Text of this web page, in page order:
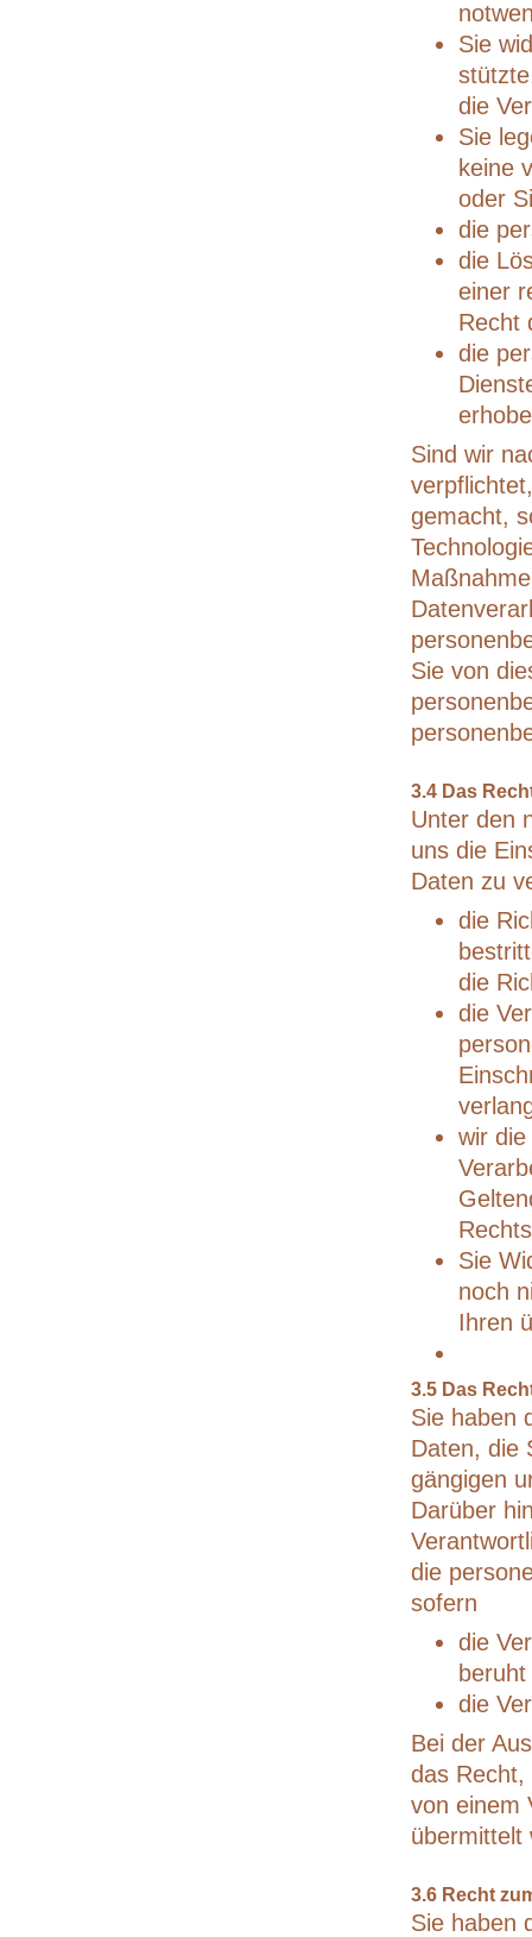
Sie
die
Sie
keine
oder
die
die
einer
Recht
die
Sind wir
gemacht,
Sie von
3.4 Das
Unter den
uns die
Daten zu
die
die
die
wir
Sie
noch
Ihren
3.5 Das
Sie haben
Daten, die
gängigen
Darüber
die
sofern
die
die
Bei der
das Recht,
von einem
übermittelt
3.6 Recht
Sie haben